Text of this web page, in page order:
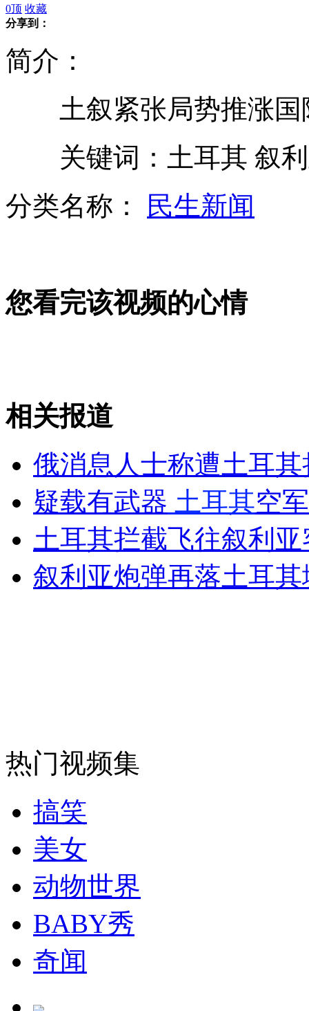
俄湖泊核污染严重 辐射可杀死岸边人
实拍女子坐窗台蹭网 被误认跳楼
一所大学400“处座”不当官惭愧
女员工挪22万公款喂养流浪猫狗
餐厅小便池酷似女性红唇遭抗议
女孩北京地铁殴打老人 痛下狠手拳打脚踢
外交部：反对强权政治霸凌主义
外交部：有关国家言论片面不公正
安徽一实载49人客车翻车
0顶 收藏
分享到：
简介：
土叙紧张局势推涨国
关键词：土耳其 叙利
分类名称：
民生新闻
您看完该视频的心情
相关报道
俄消息人士称遭土耳
疑载有武器 土耳其空
土耳其拦截飞往叙利
叙利亚炮弹再落土耳其
热门视频集
搞笑
美女
动物世界
BABY秀
奇闻